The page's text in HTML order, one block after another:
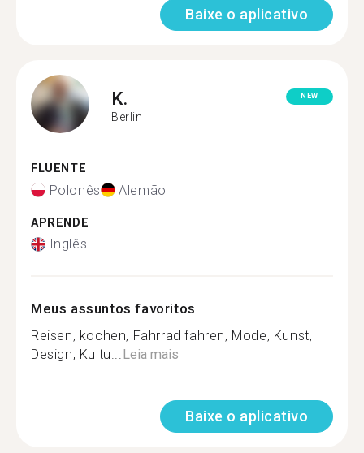
Baixe o aplicativo
K.
Berlin
NEW
FLUENTE
Polonês Alemão
APRENDE
Inglês
Meus assuntos favoritos
Reisen, kochen, Fahrrad fahren, Mode, Kunst,
Design, Kultu...Leia mais
Baixe o aplicativo